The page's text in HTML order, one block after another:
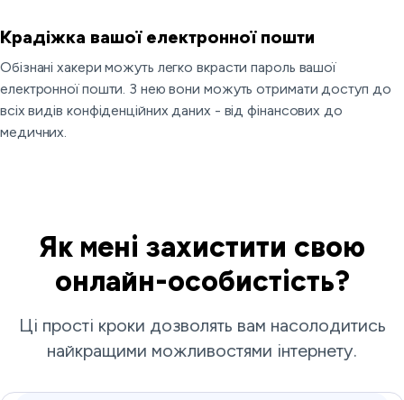
Крадіжка вашої електронної пошти
Обізнані хакери можуть легко вкрасти пароль вашої
електронної пошти. З нею вони можуть отримати доступ до
всіх видів конфіденційних даних - від фінансових до
медичних.
Як мені захистити свою
онлайн-особистість?
Ці прості кроки дозволять вам насолодитись
найкращими можливостями інтернету.